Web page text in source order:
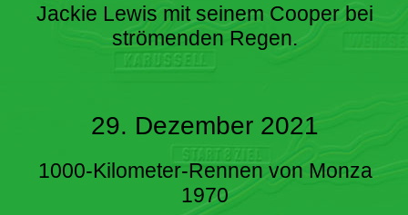
Jackie Lewis mit seinem Cooper bei
strömenden Regen.
29. Dezember 2021
1000-Kilometer-Rennen von Monza
1970